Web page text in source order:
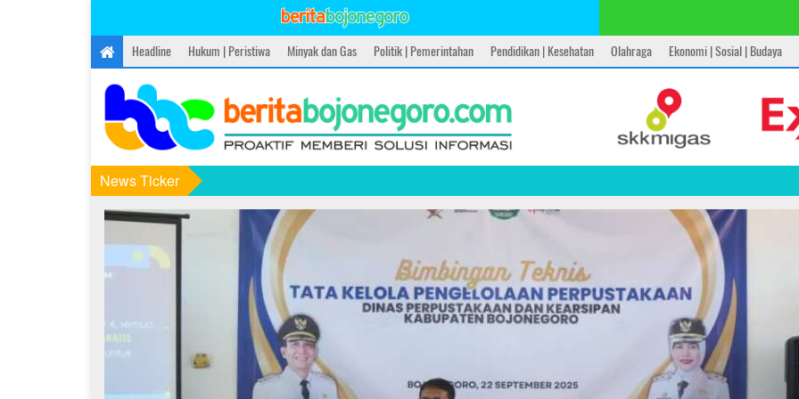
Headline Hukum | Peristiwa Minyak dan Gas Politik | Pemerintahan Pendidikan | Kesehatan Olahraga Ekonomi | Sosial | Budaya
News Ticker